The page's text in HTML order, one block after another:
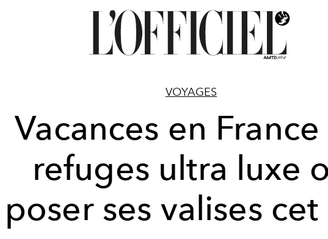
VOYAGES
Vacances en
refuges ultra luxe
poser ses valises